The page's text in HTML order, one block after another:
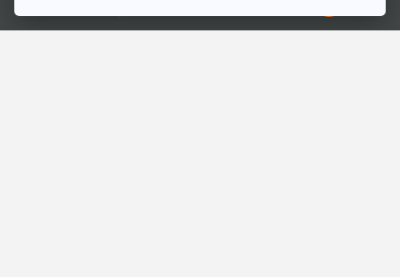
Ⓒ 2020 องค์การกระจายเสียงและแพร่ภาพสาธารณะแห่งประเทศไทย